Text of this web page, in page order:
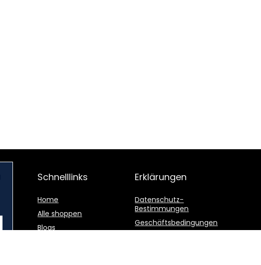
Schnelllinks
Home
Alle shoppen
Blogs
Erklärungen
Datenschutz-
Bestimmungen
Geschäftsbedingungen